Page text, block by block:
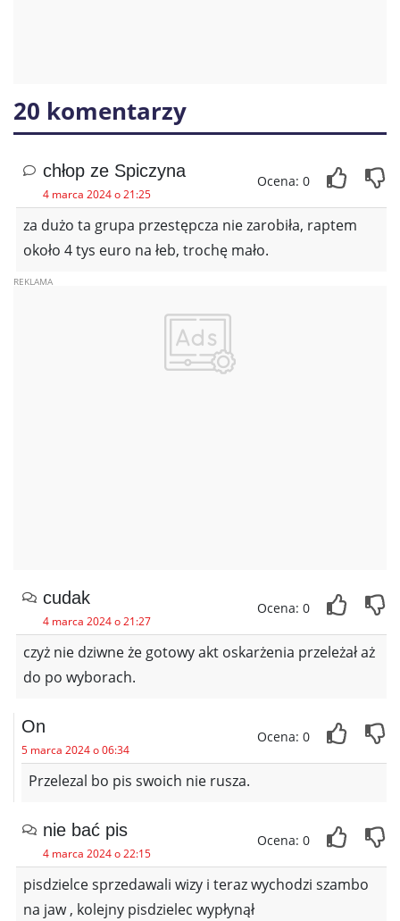
20 komentarzy
chłop ze Spiczyna
4 marca 2024 o 21:25
Ocena: 0
za dużo ta grupa przestępcza nie zarobiła, raptem
około 4 tys euro na łeb, trochę mało.
cudak
4 marca 2024 o 21:27
Ocena: 0
czyż nie dziwne że gotowy akt oskarżenia przeleżał aż
do po wyborach.
On
5 marca 2024 o 06:34
Ocena: 0
Przelezal bo pis swoich nie rusza.
nie bać pis
4 marca 2024 o 22:15
Ocena: 0
pisdzielce sprzedawali wizy i teraz wychodzi szambo
na jaw , kolejny pisdzielec wypłynął